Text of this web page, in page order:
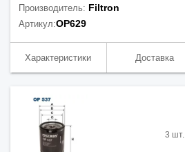
Производитель: Filtron
Артикул:OP629
Характеристики Доставка
3 шт.